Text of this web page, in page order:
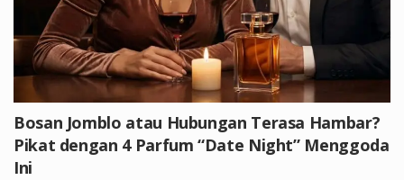
Bosan Jomblo atau Hubungan Terasa Hambar?
Pikat dengan 4 Parfum “Date Night” Menggoda
Ini